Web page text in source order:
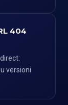
404
versioni